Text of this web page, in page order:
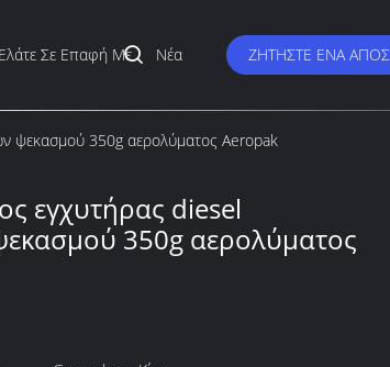
Σε Επαφή Με Νέα ΖΗΤΉΣΤΕ ΈΝΑ
ψεκασμού 350g αερολύματος Aeropak
εγχυτήρας diesel
350g αερολύματος